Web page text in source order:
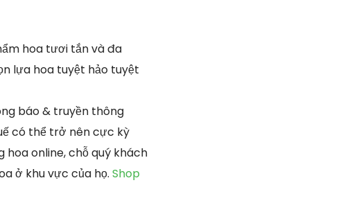
hoa tươi tắn và đa
lựa hoa tuyệt hảo tuyệt
báo & truyền thông
có thể trở nên cực kỳ
online, chỗ quý khách
ở khu vực của họ. Shop